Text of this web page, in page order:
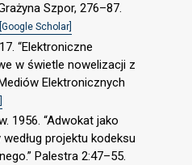
Szpor, 276–87.
[Google Scholar]
“Elektroniczne
w świetle nowelizacji z
Elektronicznych
1956. “Adwokat jako
projektu kodeksu
Palestra 2:47–55.